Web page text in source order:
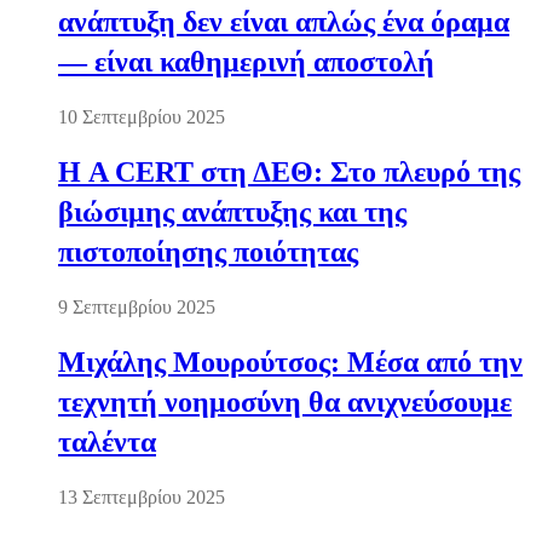
ανάπτυξη δεν είναι απλώς ένα όραμα
— είναι καθημερινή αποστολή
10 Σεπτεμβρίου 2025
Η A CERT στη ΔΕΘ: Στο πλευρό της
βιώσιμης ανάπτυξης και της
πιστοποίησης ποιότητας
9 Σεπτεμβρίου 2025
Μιχάλης Μουρούτσος: Μέσα από την
τεχνητή νοημοσύνη θα ανιχνεύσουμε
ταλέντα
13 Σεπτεμβρίου 2025